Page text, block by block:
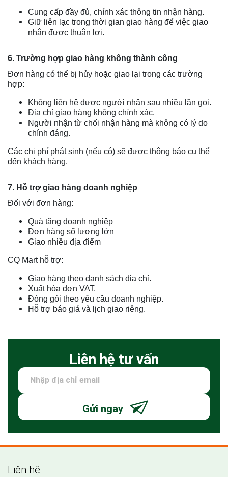
Cung cấp đầy đủ, chính xác thông tin nhận hàng.
Giữ liên lạc trong thời gian giao hàng để việc giao
nhận được thuận lợi.
6. Trường hợp giao hàng không thành công
Đơn hàng có thể bị hủy hoặc giao lại trong các trường
hợp:
Không liên hệ được người nhận sau nhiều lần gọi.
Địa chỉ giao hàng không chính xác.
Người nhận từ chối nhận hàng mà không có lý do
chính đáng.
Các chi phí phát sinh (nếu có) sẽ được thông báo cụ thể
đến khách hàng.
7. Hỗ trợ giao hàng doanh nghiệp
Đối với đơn hàng:
Quà tặng doanh nghiệp
Đơn hàng số lượng lớn
Giao nhiều địa điểm
CQ Mart hỗ trợ:
Giao hàng theo danh sách địa chỉ.
Xuất hóa đơn VAT.
Đóng gói theo yêu cầu doanh nghiệp.
Hỗ trợ báo giá và lịch giao riêng.
Liên hệ tư vấn
Gửi ngay
Liên hệ